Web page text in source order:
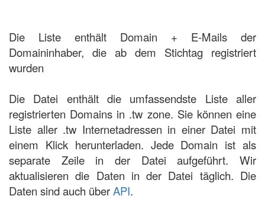
Die Liste enthält Domain + E-Mails der
Domaininhaber, die ab dem Stichtag registriert
wurden
Die Datei enthält die umfassendste Liste aller
registrierten Domains in .tw zone. Sie können eine
Liste aller .tw Internetadressen in einer Datei mit
einem Klick herunterladen. Jede Domain ist als
separate Zeile in der Datei aufgeführt. Wir
aktualisieren die Daten in der Datei täglich. Die
Daten sind auch überAPI.